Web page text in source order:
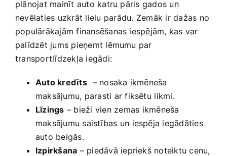
plānojat mainīt auto katru ‍pāris gados un
nevēlaties uzkrāt lielu ⁢parādu. Zemāk ir dažas no
populārākajām finansēšanas iespējām, kas var
palīdzēt jums pieņemt lēmumu par
transportlīdzekļa iegādi:
Auto ‍kredīts⁤ – nosaka ikmēneša‌
maksājumu, parasti​ ar fiksētu⁢ likmi.
Līzings – bieži vien zemas ⁤ikmēneša
maksājumu saistības un iespēja iegādāties
auto beigās.
Izpirkšana – piedāvā iepriekš ‌noteiktu cenu,